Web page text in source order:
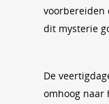
voorbereiden
dit mysterie
De
omhoog naar